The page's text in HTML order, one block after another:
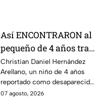
Así ENCONTRARON al
pequeño de 4 años tras
la Alerta activada en
León, Guanajuato:
CONFIRMAN
H4LLAZGO
Christian Daniel Hernández
Arellano, un niño de 4 años
reportado como desaparecido
en León, Guanajuato, fue
07 agosto, 2026